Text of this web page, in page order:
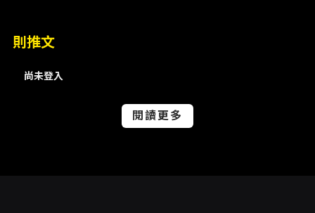
擔任製作人與編劇統籌，並由林耿賢擔任劇本統
籌，整體演出透過多樣的喜劇節目單元（包括雙
出）呈現，旨在透過每次進場的不確定性，激發
100分鐘的連續演出，無中場休息，強調節奏的
連貫與張力的累積，整體觀演經驗以笑聲與驚喜
則推文
尚未登入
閱讀更多